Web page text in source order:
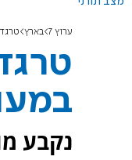
ערוץ 7 בארץ
נקבע